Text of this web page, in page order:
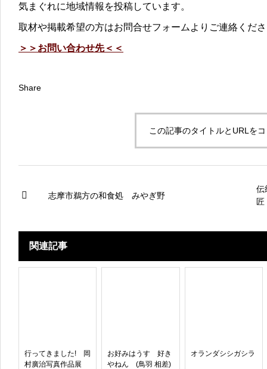
気まぐれに地域情報を投稿しています。
取材や掲載希望の方はお問合せフォームよりご連絡くだ
＞＞お問い合わせ先＜＜
Share
この記事のタイトルとURLを
志摩市鵜方の和食処 みやぎ野
伝
関連記事
行ってきました! 岡
村廣治写真作品展
お好みはうす 好き
やねん (鳥羽 相差)
オランダシシガシラ